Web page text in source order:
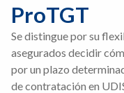
ProTGT
Se distingue por su
asegurados decidir
por un plazo
de contratación en